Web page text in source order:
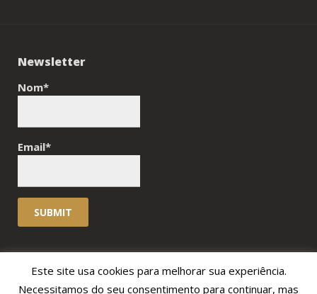
Newsletter
Nom*
Email*
© 2023 Hotel Rural Vila
Este site usa cookies para melhorar sua experiência.
Necessitamos do seu consentimento para continuar, mas